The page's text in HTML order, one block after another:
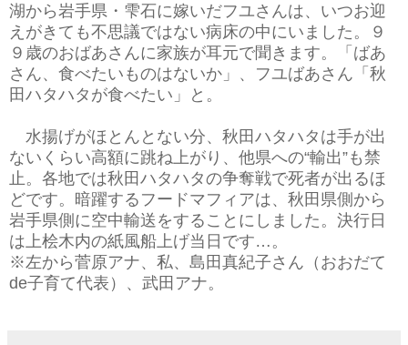
湖から岩手県・雫石に嫁いだフユさんは、いつお迎
えがきても不思議ではない病床の中にいました。９
９歳のおばあさんに家族が耳元で聞きます。「ばあ
さん、食べたいものはないか」、 フユばあさん「秋
田ハタハタが食べたい」と。
水揚げがほとんとない分、秋田ハタハタは手が出
ないくらい高額に跳ね上がり、他県への“輸出”も禁
止。各地では秋田ハタハタの争奪戦で死者が出るほ
どです。暗躍するフードマフィアは、秋田県側から
岩手県側に空中輸送をすることにしました。決行日
は上桧木内の紙風船上げ当日です…。
※左から菅原アナ、私、島田真紀子さん（おおだて
de子育て代表）、武田アナ。